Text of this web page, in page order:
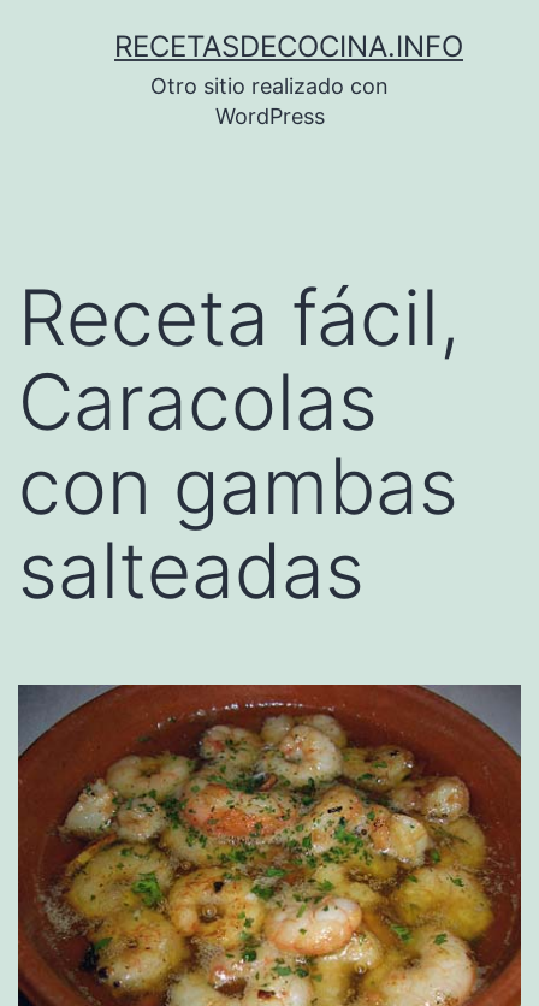
RECETASDECOCINA.INFO
Otro sitio realizado con
WordPress
Receta fácil,
Caracolas
con gambas
salteadas